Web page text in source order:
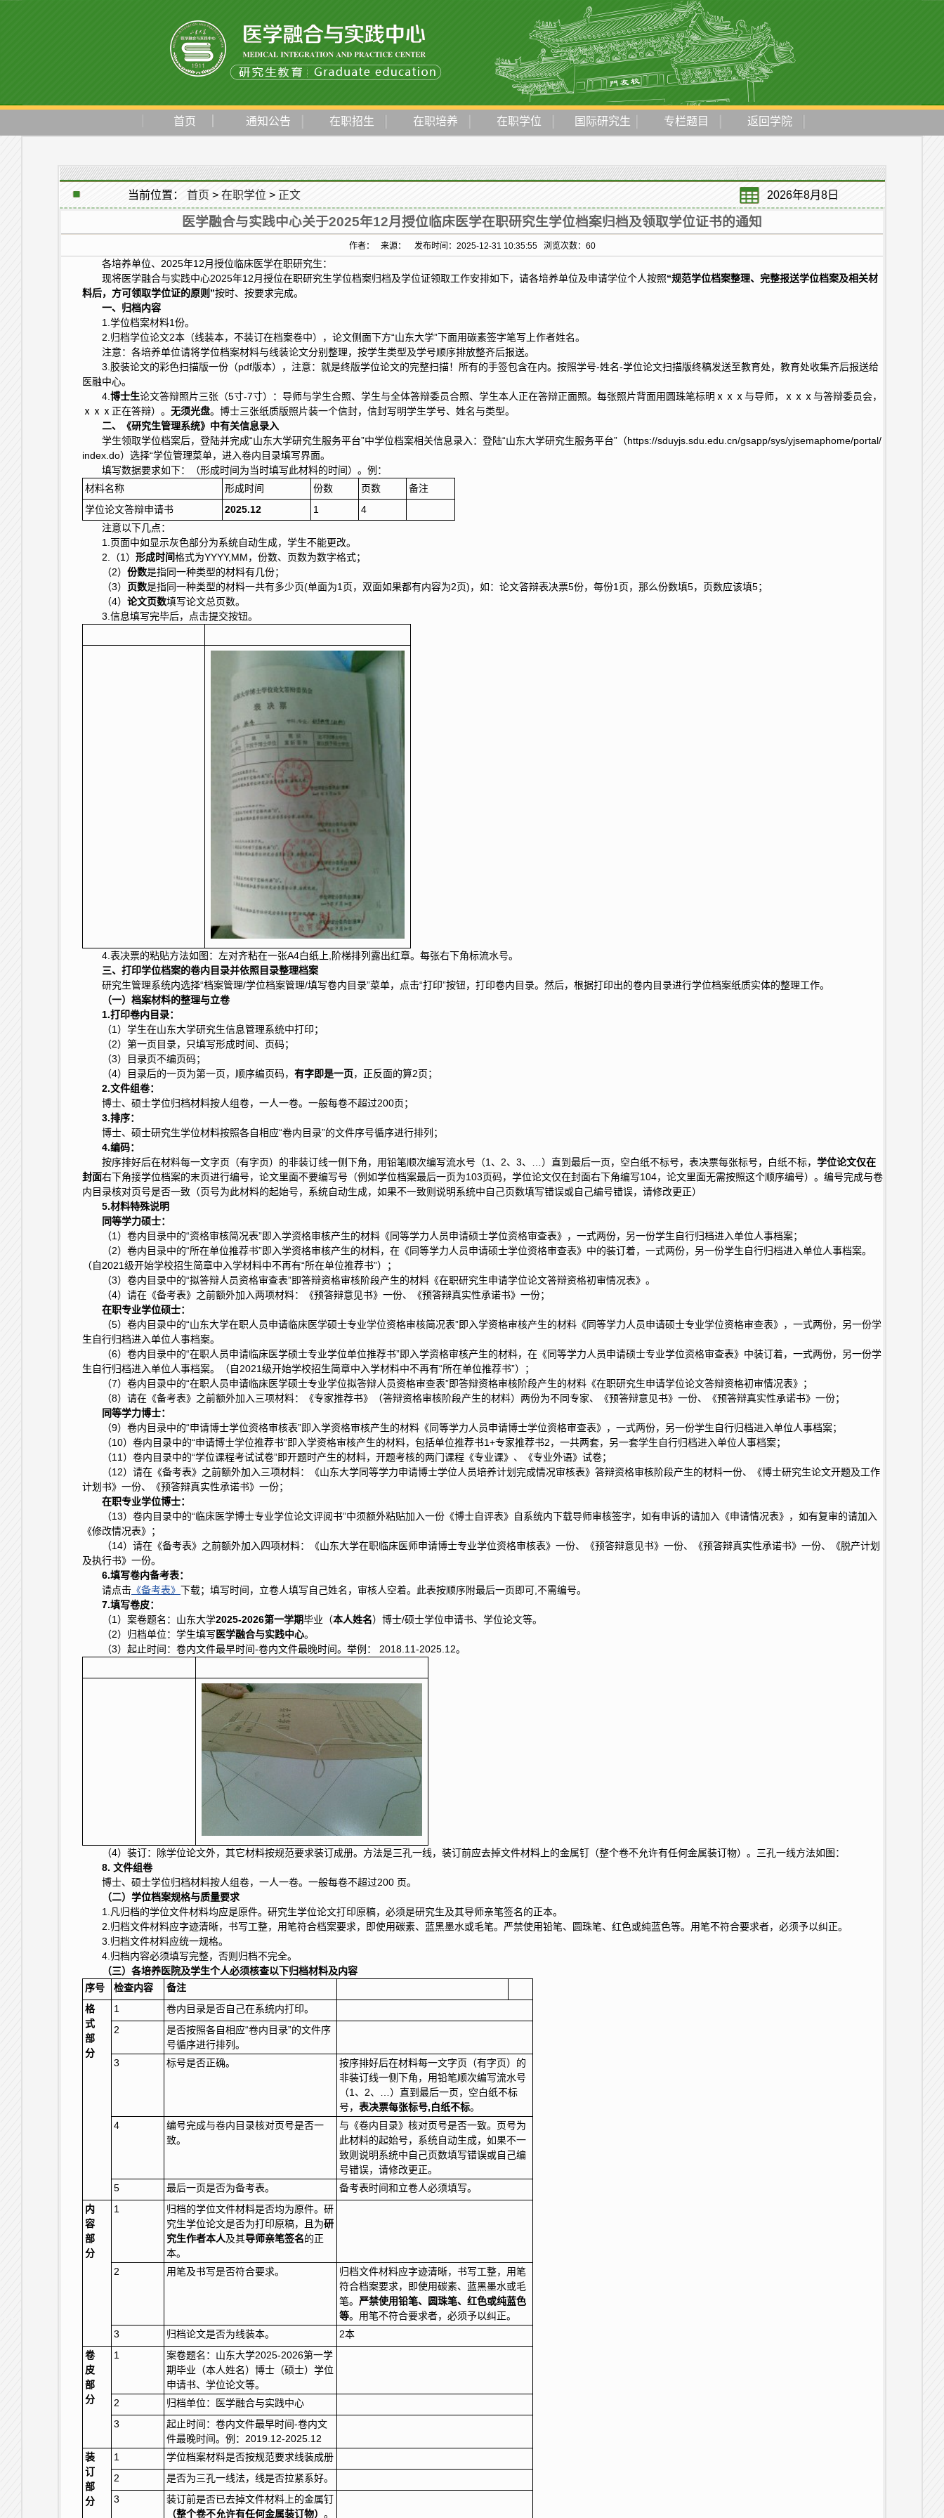
首页 通知公告 在职招生 在职培养 在职学位 国际研究生 专栏题目 返回学院
当前位置： 首页 > 在职学位 > 正文 2026年8月8日
医学融合与实践中心关于2025年12月授位临床医学在职研究生学位档案归档及领取学位证书的通知
作者： 来源： 发布时间：2025-12-31 10:35:55 浏览次数： 60
各培养单位、2025年12月授位临床医学在职研究生：
现将医学融合与实践中心2025年12月授位在职研究生学位档案归档及学位证领取工作安排如下，请各培养单位及申请学位个人按照“规范学位档案整理、完整报送学位档案及相关材
料后，方可领取学位证的原则”按时、按要求完成。
一、 归档内容
1.学位档案材料1份。
2.归档学位论文2本（线装本，不装订在档案卷中），论文侧面下方“山东大学”下面用碳素签字笔写上作者姓名。
注意：各培养单位请将学位档案材料与线装论文分别整理，按学生类型及学号顺序排放整齐后报送。
3.胶装论文的彩色扫描版一份（pdf版本），注意：就是终版学位论文的完整扫描！所有的手签包含在内。按照学号-姓名-学位论文扫描版终稿发送至教育处，教育处收集齐后报送给
医融中心。
4. 博士生论文答辩照片三张（5寸-7寸）：导师与学生合照、学生与全体答辩委员合照、学生本人正在答辩正面照。每张照片背面用圆珠笔标明ⅹⅹⅹ与导师，ⅹⅹⅹ与答辩委员会，
ⅹⅹⅹ正在答辩）。 无须光盘。博士三张纸质版照片装一个信封，信封写明学生学号、姓名与类型。
二、《研究生管理系统》中有关信息录入
学生领取学位档案后，登陆并完成“山东大学研究生服务平台”中学位档案相关信息录入：登陆“山东大学研究生服务平台”（https://sduyjs.sdu.edu.cn/gsapp/sys/yjsemaphome/portal/
index.do）选择“学位管理菜单，进入卷内目录填写界面。
填写数据要求如下：（形成时间为当时填写此材料的时间）。例：
材料名称
形成时间 份数 页数
备注
学位论文答辩申请书
2025.12 1
4
注意以下几点：
1.页面中如显示灰色部分为系统自动生成，学生不能更改。
2.（1） 形成时间格式为YYYY,MM，份数、页数为数字格式；
（2） 份数是指同一种类型的材料有几份；
（3） 页数是指同一种类型的材料一共有多少页(单面为1页，双面如果都有内容为2页)，如：论文答辩表决票5份，每份1页，那么份数填5，页数应该填5；
（4） 论文页数填写论文总页数。
3.信息填写完毕后，点击提交按钮。
4.表决票的粘贴方法如图：左对齐粘在一张A4白纸上,阶梯排列露出红章。每张右下角标流水号。
三、打印学位档案的卷内目录并依照目录整理档案
研究生管理系统内选择“档案管理/学位档案管理/填写卷内目录”菜单，点击“打印”按钮，打印卷内目录。然后，根据打印出的卷内目录进行学位档案纸质实体的整理工作。
（一）档案材料的整理与立卷
1.打印卷内目录：
（1）学生在山东大学研究生信息管理系统中打印；
（2）第一页目录，只填写形成时间、页码；
（3）目录页不编页码；
（4）目录后的一页为第一页，顺序编页码， 有字即是一页，正反面的算2页；
2.文件组卷：
博士、硕士学位归档材料按人组卷，一人一卷。一般每卷不超过200页；
3.排序：
博士、硕士研究生学位材料按照各自相应“卷内目录”的文件序号循序进行排列；
4.编码：
按序排好后在材料每一文字页（有字页）的非装订线一侧下角，用铅笔顺次编写流水号（1、2、3、…）直到最后一页，空白纸不标号，表决票每张标号，白纸不标， 学位论文仅在
封面右下角接学位档案的末页进行编号，论文里面不要编写号（例如学位档案最后一页为103页码，学位论文仅在封面右下角编写104，论文里面无需按照这个顺序编号）。编号完成与卷
内目录核对页号是否一致（页号为此材料的起始号，系统自动生成，如果不一致则说明系统中自己页数填写错误或自己编号错误，请修改更正）
5.材料特殊说明
同等学力硕士：
（1）卷内目录中的“资格审核简况表”即入学资格审核产生的材料《同等学力人员申请硕士学位资格审查表》，一式两份，另一份学生自行归档进入单位人事档案；
（2）卷内目录中的“所在单位推荐书”即入学资格审核产生的材料，在《同等学力人员申请硕士学位资格审查表》中的装订着，一式两份，另一份学生自行归档进入单位人事档案。
（自2021级开始学校招生简章中入学材料中不再有“所在单位推荐书”）；
（3）卷内目录中的“拟答辩人员资格审查表”即答辩资格审核阶段产生的材料《在职研究生申请学位论文答辩资格初审情况表》。
（4）请在《备考表》之前额外加入两项材料：《预答辩意见书》一份、《预答辩真实性承诺书》一份；
在职专业学位硕士：
（5）卷内目录中的“山东大学在职人员申请临床医学硕士专业学位资格审核简况表”即入学资格审核产生的材料《同等学力人员申请硕士专业学位资格审查表》，一式两份，另一份学
生自行归档进入单位人事档案。
（6）卷内目录中的“在职人员申请临床医学硕士专业学位单位推荐书”即入学资格审核产生的材料，在《同等学力人员申请硕士专业学位资格审查表》中装订着，一式两份，另一份学
生自行归档进入单位人事档案。（自2021级开始学校招生简章中入学材料中不再有“所在单位推荐书”）；
（7）卷内目录中的“在职人员申请临床医学硕士专业学位拟答辩人员资格审查表”即答辩资格审核阶段产生的材料《在职研究生申请学位论文答辩资格初审情况表》；
（8）请在《备考表》之前额外加入三项材料：《专家推荐书》（答辩资格审核阶段产生的材料）两份为不同专家、《预答辩意见书》一份、《预答辩真实性承诺书》一份；
同等学力博士：
（9）卷内目录中的“申请博士学位资格审核表”即入学资格审核产生的材料《同等学力人员申请博士学位资格审查表》，一式两份，另一份学生自行归档进入单位人事档案；
（10）卷内目录中的“申请博士学位推荐书”即入学资格审核产生的材料，包括单位推荐书1+专家推荐书2，一共两套，另一套学生自行归档进入单位人事档案；
（11）卷内目录中的“学位课程考试试卷”即开题时产生的材料，开题考核的两门课程《专业课》、《专业外语》试卷；
（12）请在《备考表》之前额外加入三项材料：《山东大学同等学力申请博士学位人员培养计划完成情况审核表》答辩资格审核阶段产生的材料一份、《博士研究生论文开题及工作
计划书》一份、《预答辩真实性承诺书》一份；
在职专业学位博士：
（13）卷内目录中的“临床医学博士专业学位论文评阅书”中须额外粘贴加入一份《博士自评表》自系统内下载导师审核签字，如有申诉的请加入《申请情况表》，如有复审的请加入
《修改情况表》；
（14）请在《备考表》之前额外加入四项材料：《山东大学在职临床医师申请博士专业学位资格审核表》一份、《预答辩意见书》一份、《预答辩真实性承诺书》一份、《脱产计划
及执行书》一份。
6.填写卷内备考表：
请点击 《备考表》 下载；填写时间，立卷人填写自己姓名，审核人空着。此表按顺序附最后一页即可,不需编号。
7.填写卷皮：
（1）案卷题名：山东大学2025-2026第一学期毕业（本人姓名）博士/硕士学位申请书、学位论文等。
（2）归档单位：学生填写 医学融合与实践中心。
（3）起止时间：卷内文件最早时间-卷内文件最晚时间。举例： 2018.11-2025.12。
（4）装订：除学位论文外，其它材料按规范要求装订成册。方法是三孔一线，装订前应去掉文件材料上的金属钉（整个卷不允许有任何金属装订物）。三孔一线方法如图：
8. 文件组卷
博士、硕士学位归档材料按人组卷，一人一卷。一般每卷不超过200 页。
（二）学位档案规格与质量要求
1.凡归档的学位文件材料均应是原件。研究生学位论文打印原稿，必须是研究生及其导师亲笔签名的正本。
2.归档文件材料应字迹清晰，书写工整，用笔符合档案要求，即使用碳素、蓝黑墨水或毛笔。严禁使用铅笔、圆珠笔、红色或纯蓝色等。用笔不符合要求者，必须予以纠正。
3.归档文件材料应统一规格。
4.归档内容必须填写完整，否则归档不完全。
（三）各培养医院及学生个人必须核查以下归档材料及内容
序号
检查内容
备注
格
式
部
分
1
卷内目录是否自己在系统内打印。
2
是否按照各自相应“卷内目录”的文件序
号循序进行排列。
3
标号是否正确。
按序排好后在材料每一文字页（有字页）的
非装订线一侧下角，用铅笔顺次编写流水号
（1、2、…）直到最后一页，空白纸不标
号， 表决票每张标号,白纸不标。
4
编号完成与卷内目录核对页号是否一
致。
与《卷内目录》核对页号是否一致。页号为
此材料的起始号，系统自动生成，如果不一
致则说明系统中自己页数填写错误或自己编
号错误，请修改更正。
5
最后一页是否为备考表。
备考表时间和立卷人必须填写。
内
容
部
分
1
归档的学位文件材料是否均为原件。研
究生学位论文是否为打印原稿，且为研
究生作者本人及其导师亲笔签名的正
本。
2
用笔及书写是否符合要求。
归档文件材料应字迹清晰，书写工整，用笔
符合档案要求，即使用碳素、蓝黑墨水或毛
笔。 严禁使用铅笔、圆珠笔、红色或纯蓝色
等。用笔不符合要求者，必须予以纠正。
3
归档论文是否为线装本。
2本
卷
皮
部
分
1
案卷题名：山东大学2025-2026第一学
期毕业（本人姓名）博士（硕士）学位
申请书、学位论文等。
2
归档单位：医学融合与实践中心
3
起止时间：卷内文件最早时间-卷内文
件最晚时间。例：2019.12-2025.12
装
订
部
分
1
学位档案材料是否按规范要求线装成册
2
是否为三孔一线法，线是否拉紧系好。
3
装订前是否已去掉文件材料上的金属钉
（整个卷不允许有任何金属装订物） 。